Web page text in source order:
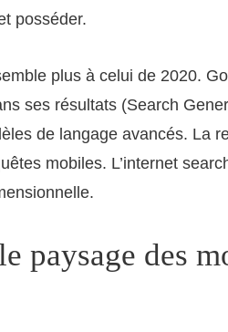
posséder.
plus à celui de 2020.
ses résultats (Search
de langage avancés. La
mobiles. L’internet
paysage des